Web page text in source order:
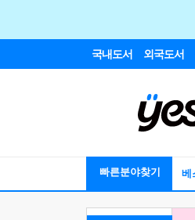
국내도서 외국도서
빠른분야찾기 베